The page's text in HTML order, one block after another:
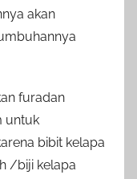
akan
furadan
untuk
bibit kelapa
/biji kelapa